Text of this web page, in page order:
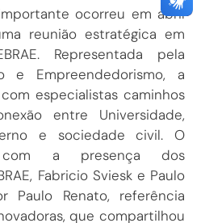
ocorreu em abril
reunião estratégica em
Representada pela
e Empreendedorismo, a
especialistas caminhos
entre Universidade,
e sociedade civil. O
a presença dos
Fabricio Sviesk e Paulo
Paulo Renato, referência
que compartilhou